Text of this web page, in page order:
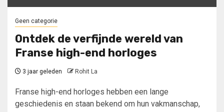
Geen categorie
Ontdek de verfijnde wereld van
Franse high-end horloges
3 jaar geleden Rohit La
Franse high-end horloges hebben een lange
geschiedenis en staan bekend om hun vakmanschap,